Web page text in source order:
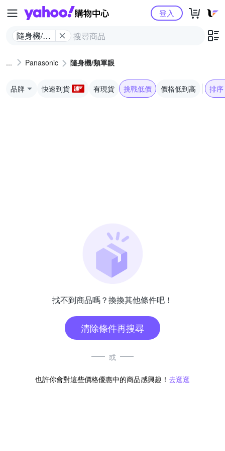
Yahoo購物中心
隨身機/類
登入
Panasonic 隨身機/類單眼
品牌 快速到貨 有現貨 挑戰低價 價格低到高 排序
找不到商品嗎？換換其他條件吧！
清除條件再搜尋
或
也許你會對這些價格優惠中的商品感興趣！ 去逛逛